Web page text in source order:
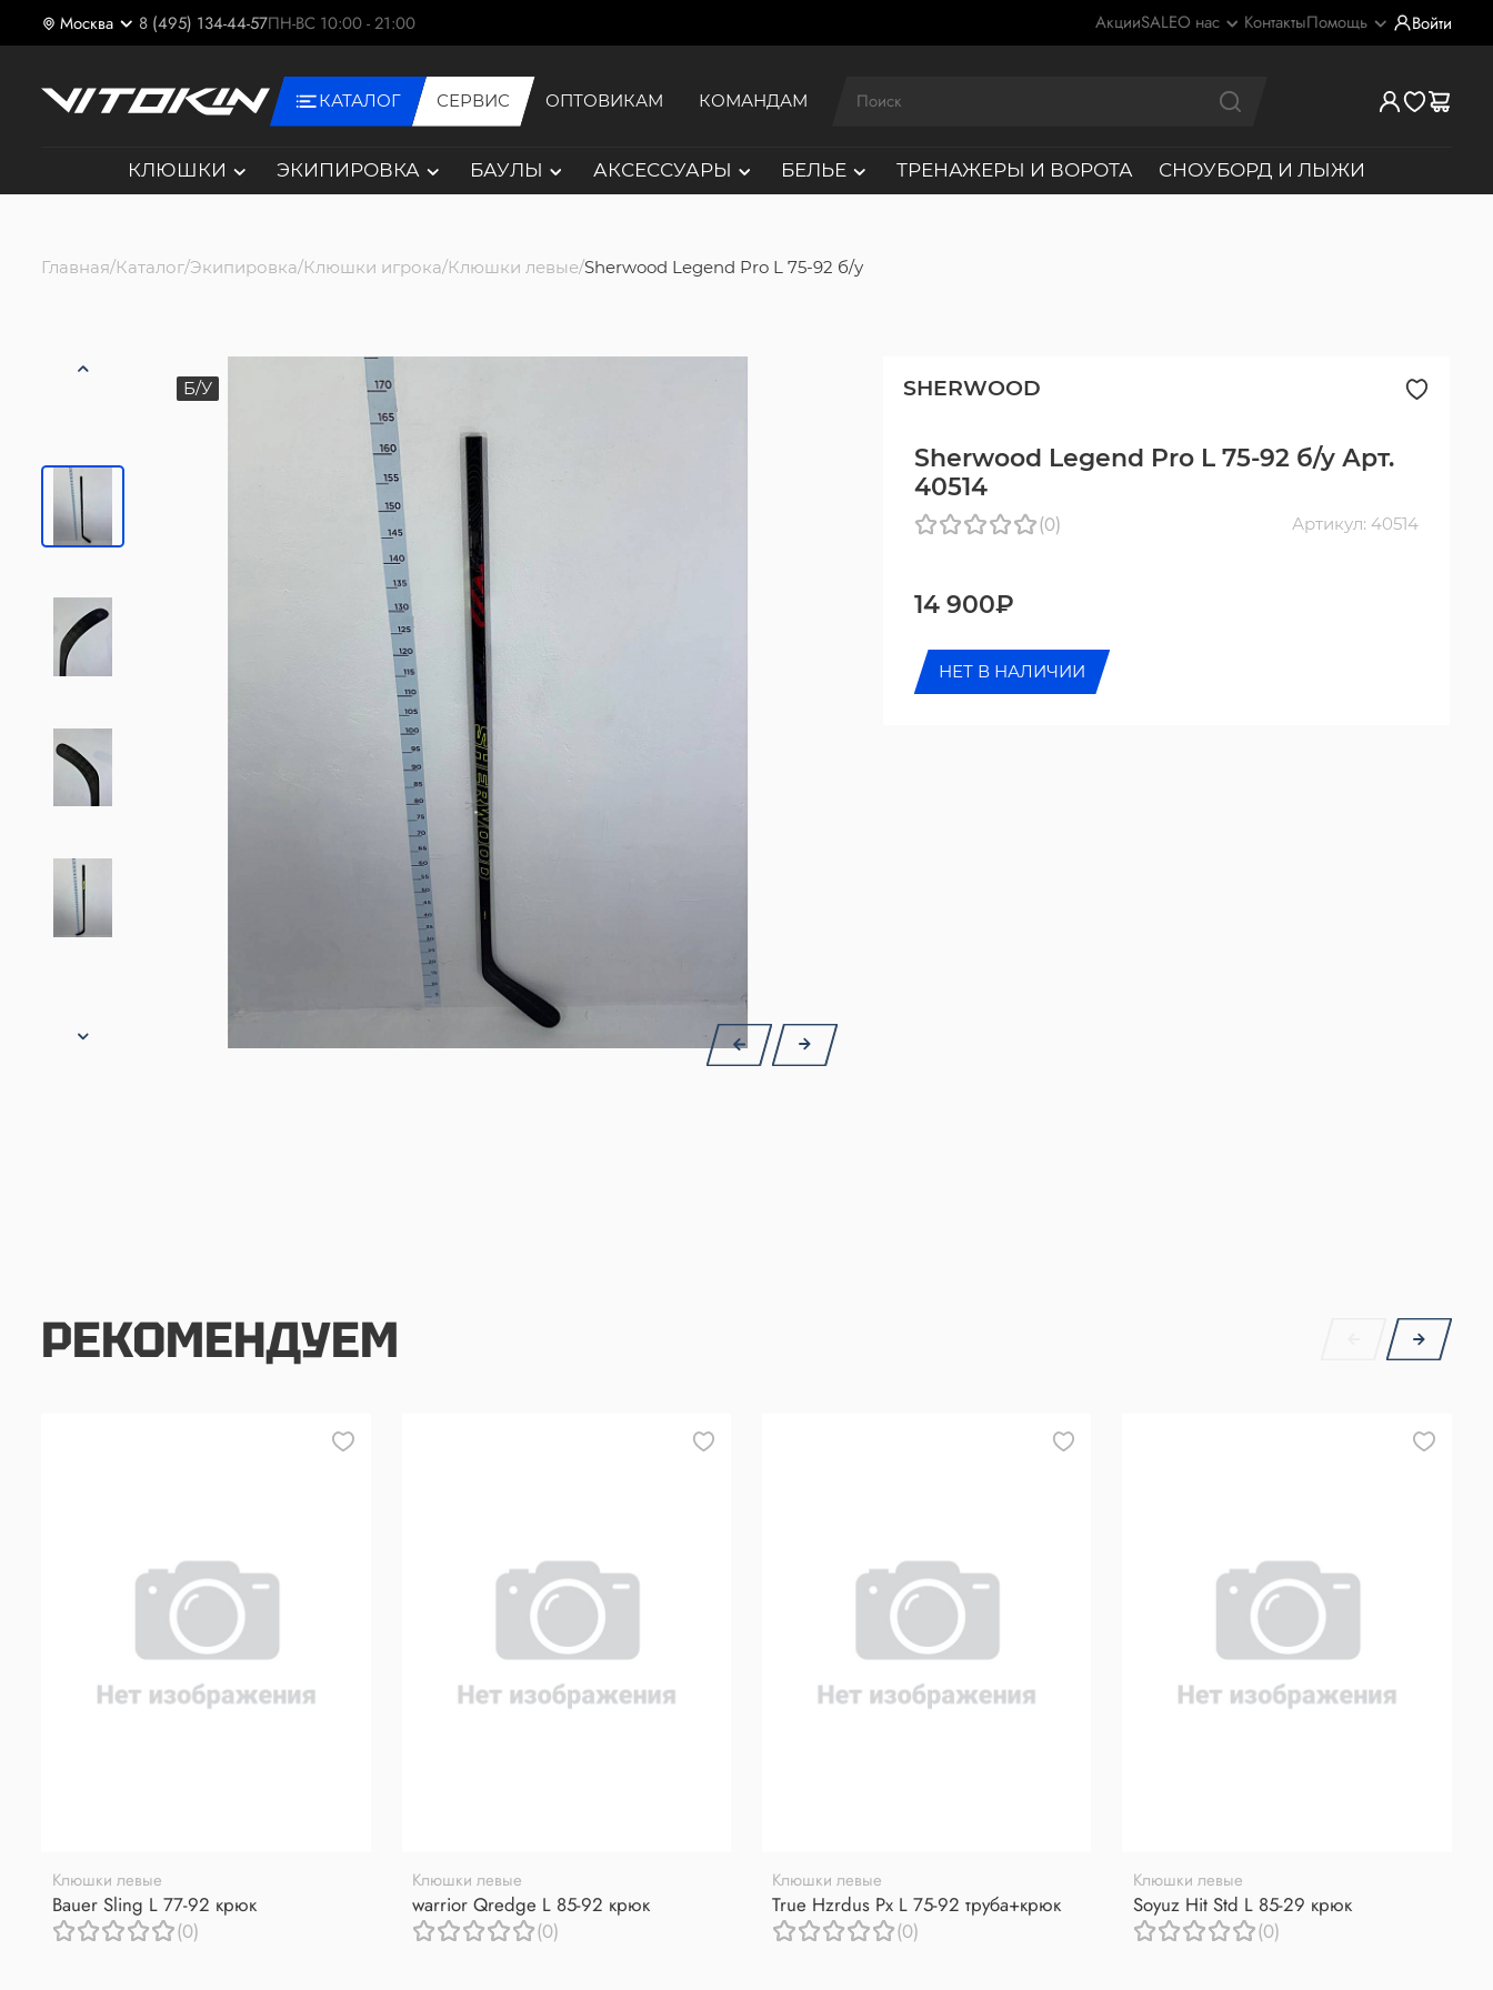
Москва 8 (495) 134-44-57ПН-ВС 10:00 - 21:00 АкцииSALEО нас КонтактыПомощь Войти
КАТАЛОГ СЕРВИС ОПТОВИКАМ КОМАНДАМ
КЛЮШКИ ЭКИПИРОВКА БАУЛЫ АКСЕССУАРЫ БЕЛЬЕ ТРЕНАЖЕРЫ И ВОРОТА СНОУБОРД И ЛЫЖИ
Главная Каталог Экипировка Клюшки игрока Клюшки левые Sherwood Legend Pro L 75-92 б/у
Б/У SHERWOOD
Sherwood Legend Pro L 75-92 б/у Арт.
40514
(0) Артикул: 40514
14 900₽
НЕТ В НАЛИЧИИ
РЕКОМЕНДУЕМ
Клюшки левые
Bauer Sling L 77-92 крюк
(0)
Клюшки левые
warrior Qredge L 85-92 крюк
(0)
Клюшки левые
True Hzrdus Px L 75-92 труба+крюк
(0)
Клюшки левые
Soyuz Hit Std L 85-29 крюк
(0)